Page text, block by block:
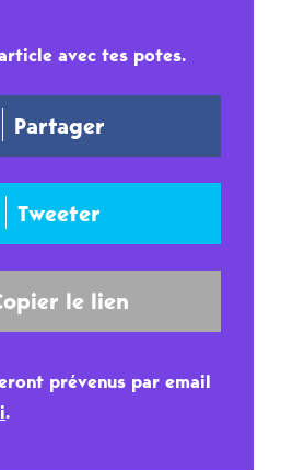
avec tes potes.
Partager
Tweeter
le lien
prévenus par email
.